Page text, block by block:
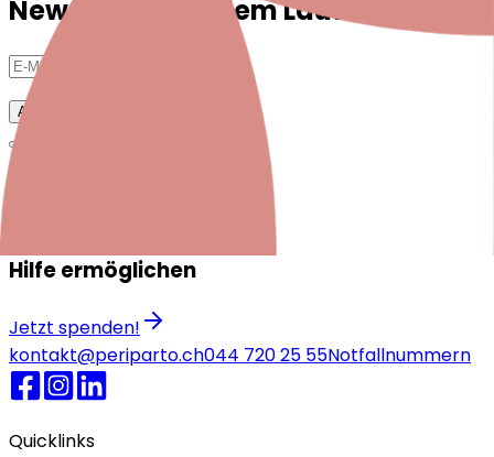
Newsletter auf dem Laufenden!
Anmelden
Hilfe ermöglichen
Jetzt spenden!
kontakt@periparto.ch044 720 25 55Notfallnummern
Quicklinks